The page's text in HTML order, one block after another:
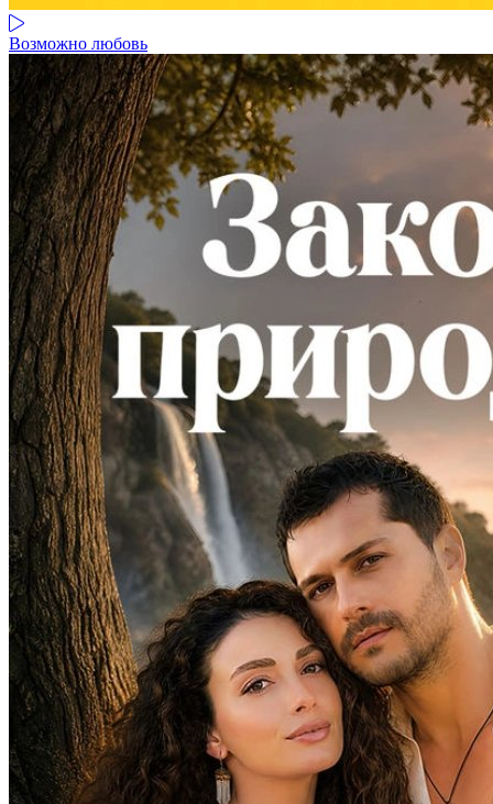
Возможно любовь